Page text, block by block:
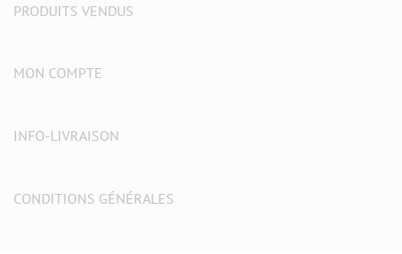
PRODUITS VENDUS
MON COMPTE
INFO-LIVRAISON
CONDITIONS GÉNÉRALES